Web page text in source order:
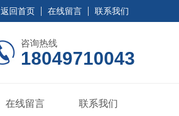
返回首页 在线留言 联系我们
咨询热线
18049710043
在线留言 联系我们